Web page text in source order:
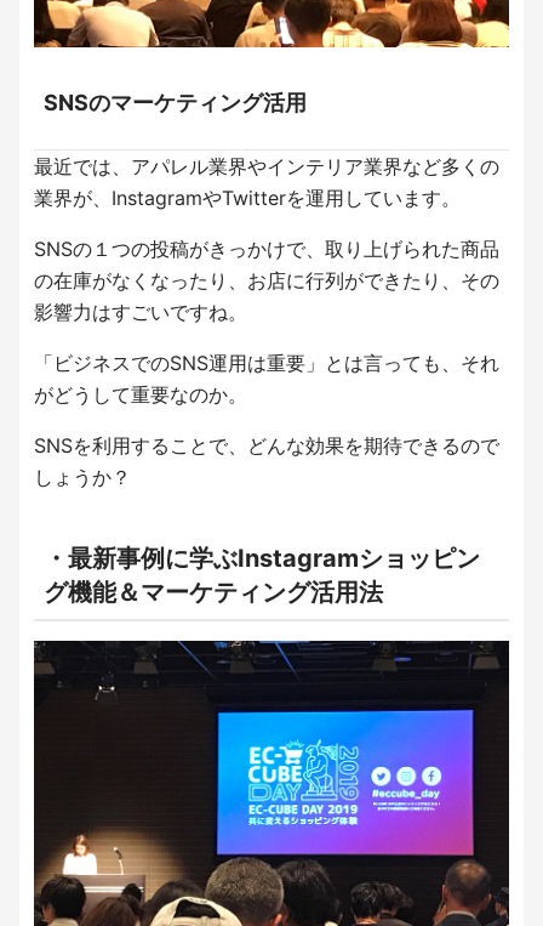
SNSのマーケティング活用
最近では、アパレル業界やインテリア業界など多くの
業界が、InstagramやTwitterを運用しています。
SNSの１つの投稿がきっかけで、取り上げられた商品
の在庫がなくなったり、お店に行列ができたり、その
影響力はすごいですね。
「ビジネスでのSNS運用は重要」とは言っても、それ
がどうして重要なのか。
SNSを利用することで、どんな効果を期待できるので
しょうか？
・最新事例に学ぶInstagramショッピン
グ機能＆マーケティング活用法